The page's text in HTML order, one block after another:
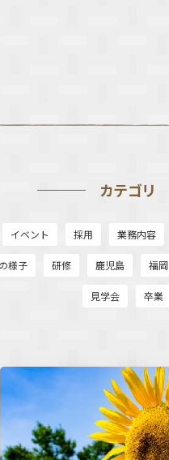
カテゴリ
イベント 採用 業務内容
様子 研修 鹿児島 福岡
見学会 卒業